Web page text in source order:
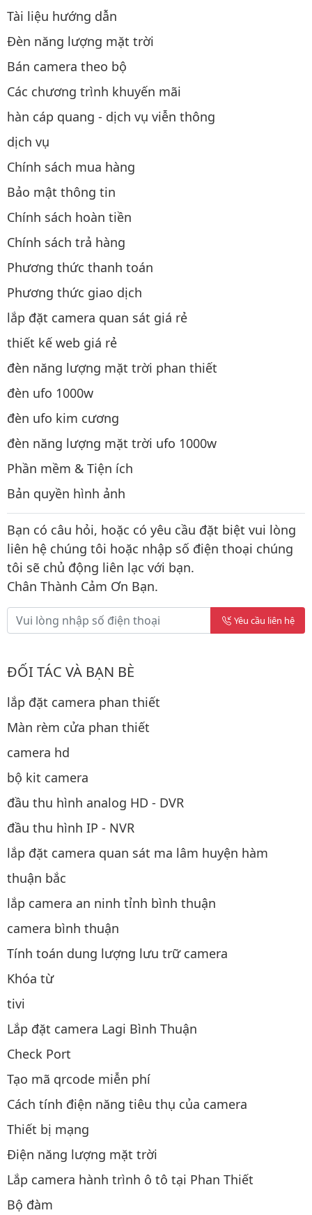
Tài liệu hướng dẫn
Đèn năng lượng mặt trời
Bán camera theo bộ
Các chương trình khuyến mãi
hàn cáp quang - dịch vụ viễn thông
dịch vụ
Chính sách mua hàng
Bảo mật thông tin
Chính sách hoàn tiền
Chính sách trả hàng
Phương thức thanh toán
Phương thức giao dịch
lắp đặt camera quan sát giá rẻ
thiết kế web giá rẻ
đèn năng lượng mặt trời phan thiết
đèn ufo 1000w
đèn ufo kim cương
đèn năng lượng mặt trời ufo 1000w
Phần mềm & Tiện ích
Bản quyền hình ảnh
Bạn có câu hỏi, hoặc có yêu cầu đặt biệt vui lòng
liên hệ chúng tôi hoặc nhập số điện thoại chúng
tôi sẽ chủ động liên lạc với bạn.
Chân Thành Cảm Ơn Bạn.
Yêu cầu liên hệ
ĐỐI TÁC VÀ BẠN BÈ
lắp đặt camera phan thiết
Màn rèm cửa phan thiết
camera hd
bộ kit camera
đầu thu hình analog HD - DVR
đầu thu hình IP - NVR
lắp đặt camera quan sát ma lâm huyện hàm
thuận bắc
lắp camera an ninh tỉnh bình thuận
camera bình thuận
Tính toán dung lượng lưu trữ camera
Khóa từ
tivi
Lắp đặt camera Lagi Bình Thuận
Check Port
Tạo mã qrcode miễn phí
Cách tính điện năng tiêu thụ của camera
Thiết bị mạng
Điện năng lượng mặt trời
Lắp camera hành trình ô tô tại Phan Thiết
Bộ đàm